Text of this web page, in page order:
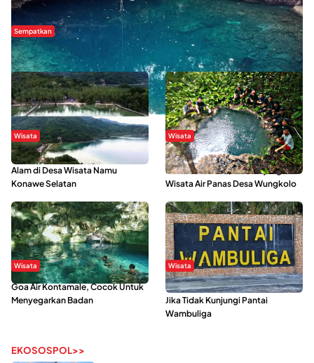
Sempatkan
Danau Rebi-Rebi, Pesona Alam Tersembunyi di Morowali
Wisata
Menikmati Suasana Keindahan
Alam di Desa Wisata Namu
Konawe Selatan
Wisata
Sering Menjadi Tempat Refreshing
Mahasiswa KKN, Yuk Kunjungi
Wisata Air Panas Desa Wungkolo
Wisata
Goa Air Kontamale, Cocok Untuk
Menyegarkan Badan
Wisata
Berkunjung Ke Wakatobi, Nyesal
Jika Tidak Kunjungi Pantai
Wambuliga
EKOSOSPOL>>